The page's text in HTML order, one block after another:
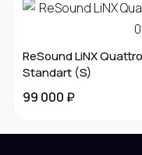
ReSound LiNX
Standart (S)
99 000 ₽